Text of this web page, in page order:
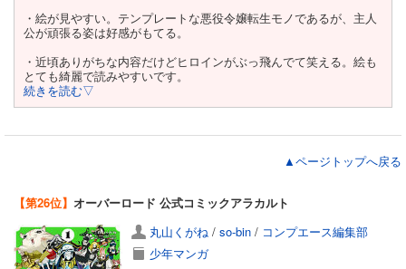
・絵が見やすい。テンプレートな悪役令嬢転生モノであるが、主人
公が頑張る姿は好感がもてる。
・近頃ありがちな内容だけどヒロインがぶっ飛んでて笑える。絵も
とても綺麗で読みやすいです。
続きを読む▽
▲ページトップへ戻る
【第26位】 オーバーロード 公式コミックアラカルト
丸山くがね / so-bin / コンプエース編集部
少年マンガ